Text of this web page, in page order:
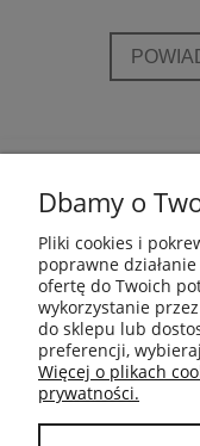
Dbamy o
Pliki cookies i
poprawne
ofertę do Twoich
wykorzystanie
do sklepu lub
preferencji,
Więcej o plikach
prywatności.